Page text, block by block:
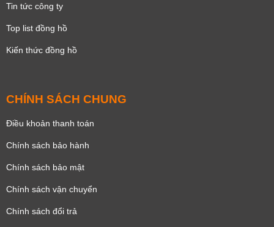
Tin tức công ty
Top list đồng hồ
Kiến thức đồng hồ
CHÍNH SÁCH CHUNG
Điều khoản thanh toán
Chính sách bảo hành
Chính sách bảo mật
Chính sách vận chuyển
Chính sách đổi trả